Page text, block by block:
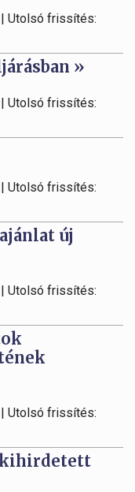
Utolsó frissítés:
»
Utolsó frissítés:
Utolsó frissítés:
új
Utolsó frissítés:
Utolsó frissítés: